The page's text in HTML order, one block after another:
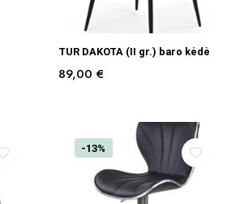
PASIRINKTI SAVYBES
TUR DAKOTA (II gr.) baro kėdė
89,00 €
-13%